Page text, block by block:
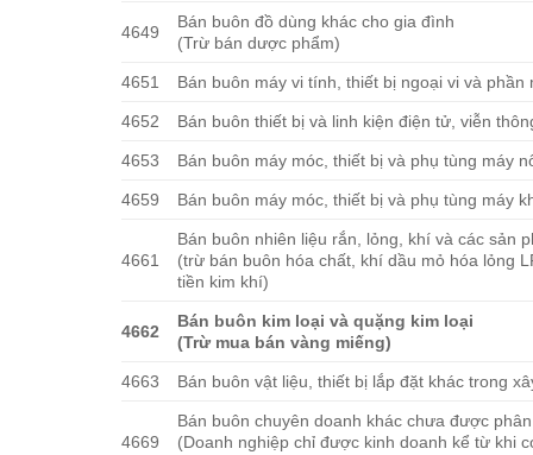
4649
Bán buôn đồ dùng khác cho gia đình
(Trừ bán dược phẩm)
4651 Bán buôn máy vi tính, thiết bị ngoại vi và phần
4652 Bán buôn thiết bị và linh kiện điện tử, viễn
4653 Bán buôn máy móc, thiết bị và phụ tùng máy
4659 Bán buôn máy móc, thiết bị và phụ tùng máy
4661
Bán buôn nhiên liệu rắn, lỏng, khí và các sản
(trừ bán buôn hóa chất, khí dầu mỏ hóa lỏng
tiền kim khí)
4662
Bán buôn kim loại và quặng kim loại
(Trừ mua bán vàng miếng)
4663 Bán buôn vật liệu, thiết bị lắp đặt khác trong
4669
Bán buôn chuyên doanh khác chưa được
(Doanh nghiệp chỉ được kinh doanh kể từ khi